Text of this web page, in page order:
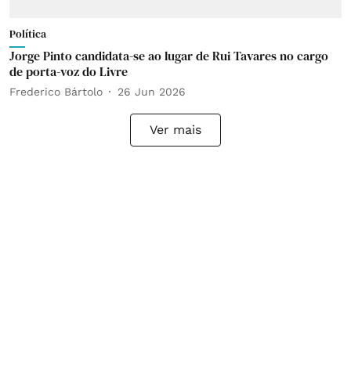
Política
Jorge Pinto candidata-se ao lugar de Rui Tavares no cargo
de porta-voz do Livre
Frederico Bártolo 26 Jun 2026
Ver mais